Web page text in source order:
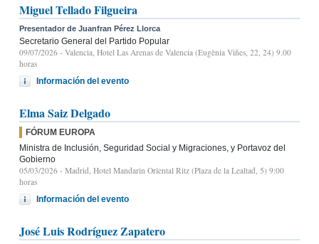
Miguel Tellado Filgueira
Presentador de Juanfran Pérez Llorca
Secretario General del Partido Popular
09/07/2026 - Valencia, Hotel Las Arenas de Valencia (Eugènia Viñes, 22, 24) 9.00
horas
Información del evento
Elma Saiz Delgado
FÓRUM EUROPA
Ministra de Inclusión, Seguridad Social y Migraciones, y Portavoz del
Gobierno
05/03/2026 - Madrid, Hotel Mandarin Oriental Ritz (Plaza de la Lealtad, 5) 9:00
horas
Información del evento
José Luis Rodríguez Zapatero